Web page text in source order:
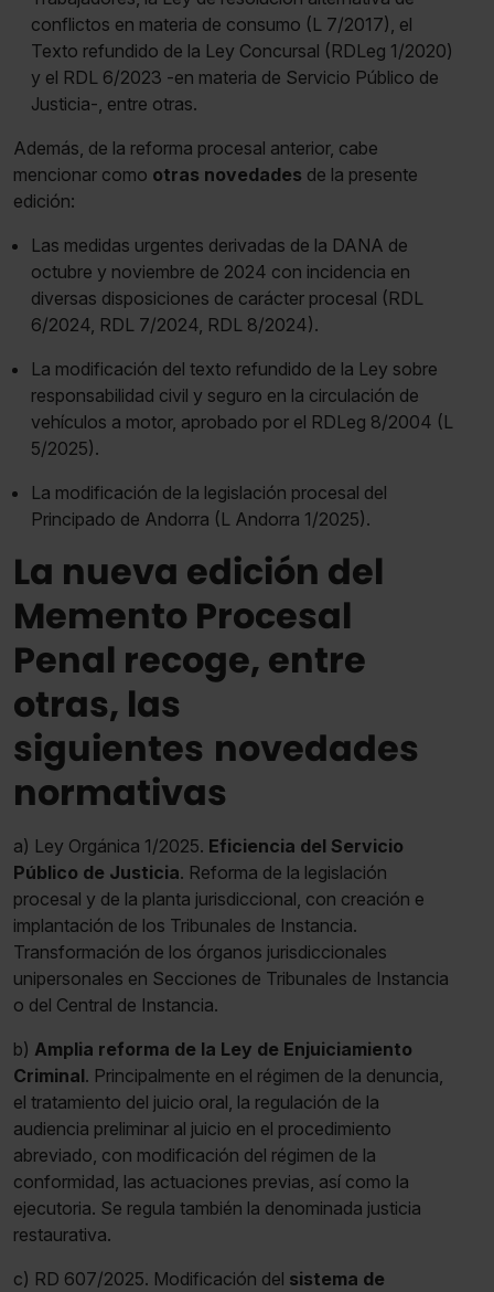
conflictos en materia de consumo (L 7/2017), el
Texto refundido de la Ley Concursal (RDLeg 1/2020)
y el RDL 6/2023 -en materia de Servicio Público de
Justicia-, entre otras.
Además, de la reforma procesal anterior, cabe
mencionar como otras novedades de la presente
edición:
Las medidas urgentes derivadas de la DANA de
octubre y noviembre de 2024 con incidencia en
diversas disposiciones de carácter procesal (RDL
6/2024, RDL 7/2024, RDL 8/2024).
La modificación del texto refundido de la Ley sobre
responsabilidad civil y seguro en la circulación de
vehículos a motor, aprobado por el RDLeg 8/2004 (L
5/2025).
La modificación de la legislación procesal del
Principado de Andorra (L Andorra 1/2025).
La nueva edición del
Memento Procesal
Penal recoge, entre
otras, las
siguientes novedades
normativas
a) Ley Orgánica 1/2025. Eficiencia del Servicio
Público de Justicia. Reforma de la legislación
procesal y de la planta jurisdiccional, con creación e
implantación de los Tribunales de Instancia.
Transformación de los órganos jurisdiccionales
unipersonales en Secciones de Tribunales de Instancia
o del Central de Instancia.
b) Amplia reforma de la Ley de Enjuiciamiento
Criminal. Principalmente en el régimen de la denuncia,
el tratamiento del juicio oral, la regulación de la
audiencia preliminar al juicio en el procedimiento
abreviado, con modificación del régimen de la
conformidad, las actuaciones previas, así como la
ejecutoria. Se regula también la denominada justicia
restaurativa.
c) RD 607/2025. Modificación del sistema de